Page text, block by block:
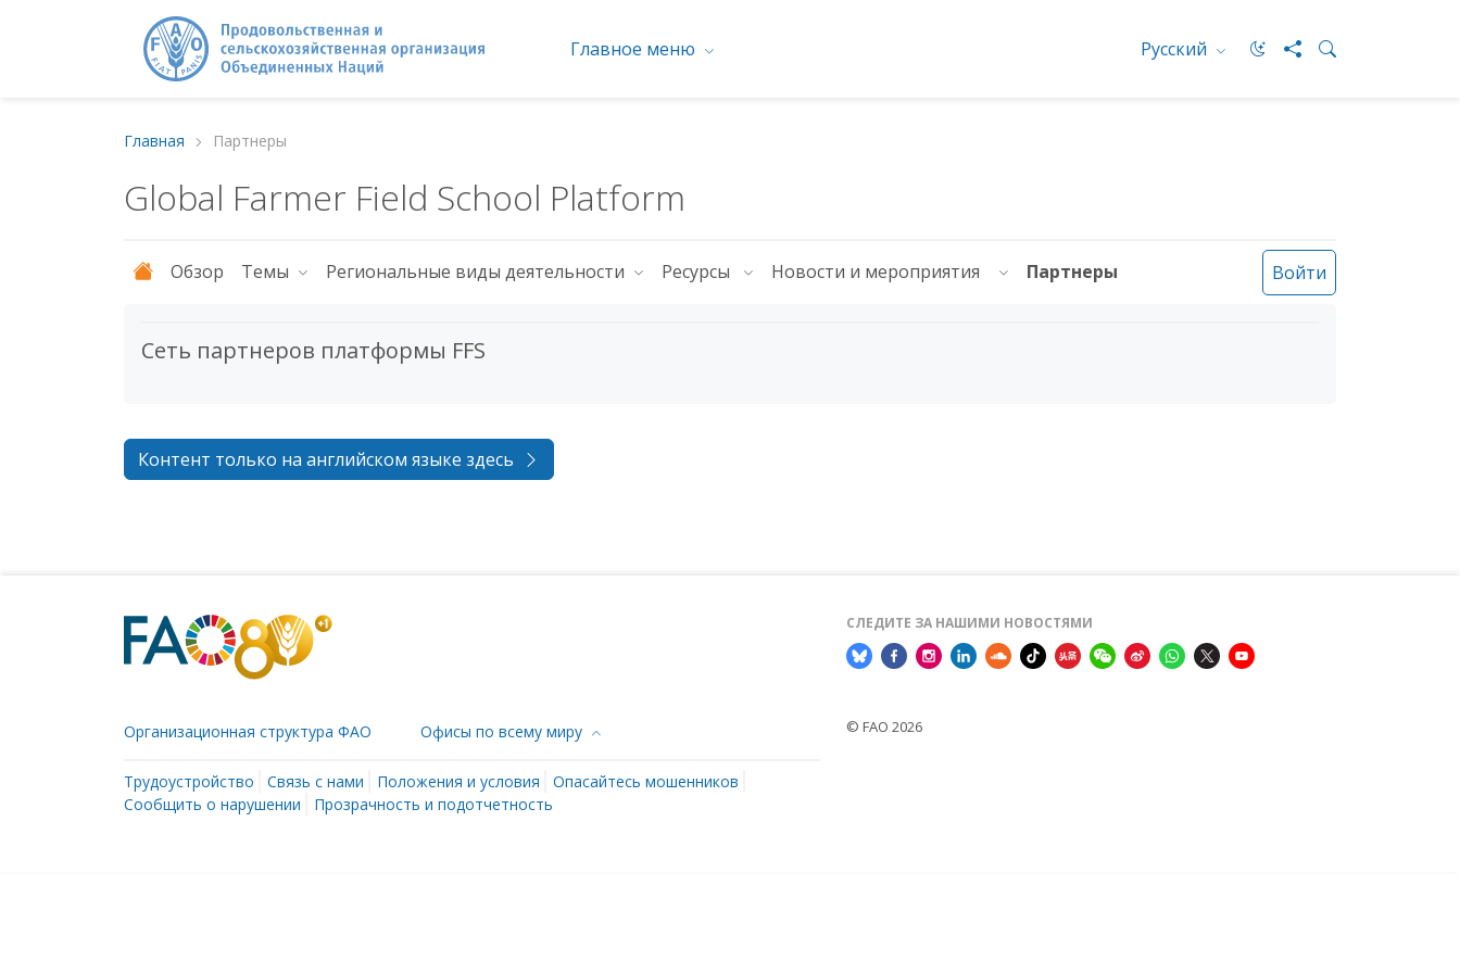
Главное меню Русский
Главная Партнеры
Global Farmer Field School Platform
Обзор Темы Региональные виды деятельности Ресурсы Новости и мероприятия Партнеры Войти
Сеть партнеров платформы FFS
Контент только на английском языке здесь
СЛЕДИТЕ ЗА НАШИМИ НОВОСТЯМИ
Организационная структура ФАО Офисы по всему миру
Трудоустройство Связь с нами Положения и условия
Опасайтесь мошенников
Сообщить о нарушении
Прозрачность и подотчетность
© FAO 2026